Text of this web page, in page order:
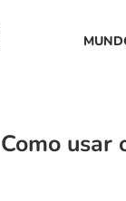
Como usar